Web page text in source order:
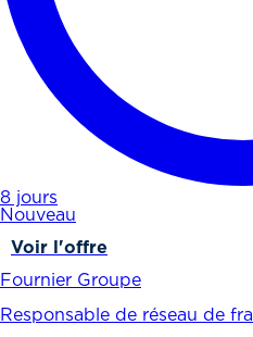
8 jours
Nouveau
Voir l'offre
Fournier Groupe
Responsable de réseau de